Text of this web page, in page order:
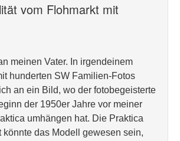
vom Flohmarkt mit
meinen Vater. In irgendeinem
hunderten SW Familien-Fotos
an ein Bild, wo der fotobegeisterte
der 1950er Jahre vor meiner
umhängen hat. Die Praktica
könnte das Modell gewesen sein,